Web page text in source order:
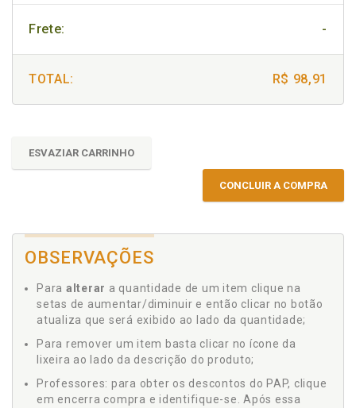
Frete: -
TOTAL: R$ 98,91
ESVAZIAR CARRINHO
CONCLUIR A COMPRA
OBSERVAÇÕES
Para alterar a quantidade de um item clique na
setas de aumentar/diminuir e então clicar no botão
atualiza que será exibido ao lado da quantidade;
Para remover um item basta clicar no ícone da
lixeira ao lado da descrição do produto;
Professores: para obter os descontos do PAP, clique
em encerra compra e identifique-se. Após essa